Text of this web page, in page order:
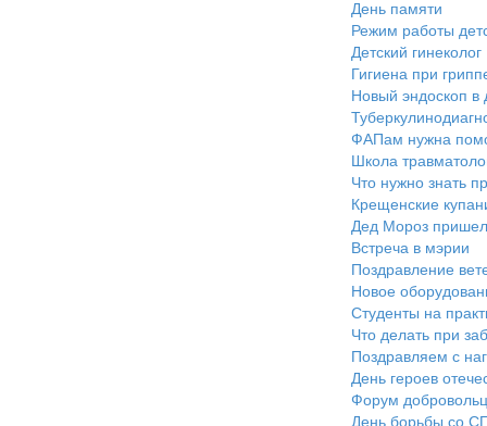
День памяти
Режим работы
Детский гинеколог
Гигиена при
Новый эндоскоп в
ФАПам нужна
Школа
Что нужно знать
Крещенские
Дед Мороз
Встреча в мэрии
Поздравление
Новое
Студенты на
Что делать при
Поздравляем с
День героев
Форум
День борьбы со